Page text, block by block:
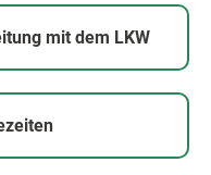
mit dem LKW